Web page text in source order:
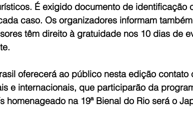
É exigido documento de identificação
caso. Os organizadores informam
têm direito à gratuidade nos 10 dias de
oferecerá ao público nesta edição contato
e internacionais, que participarão da
homenageado na 19ª Bienal do Rio será o